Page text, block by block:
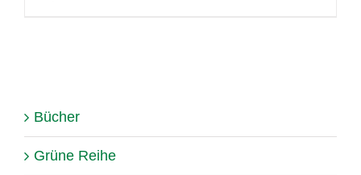
Bücher
Grüne Reihe